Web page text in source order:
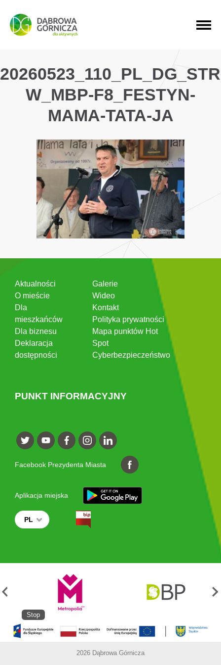
PRZEJDŹ DO MENU GŁÓWNEGO
PRZEJDŹ DO WYSZUKIWARKI
PRZEJDŹ DO TREŚCI
W_MBP-F8_FESTYN-
MAMA-TATA-JA
Aktualności
O mieście
Dla
mieszkańców
Dla biznesu
Deklaracja
dostępności
Galerie
Wideo
Kontakt
Polityka prywatności
Mapa punktów Hot
Spot
Cyberbezpieczeństwo
PUNKT INFORMACYJNY
Facebook Prezydenta Miasta
Aplikacja miejska
PL
Stop
2026 Dąbrowa Górnicza